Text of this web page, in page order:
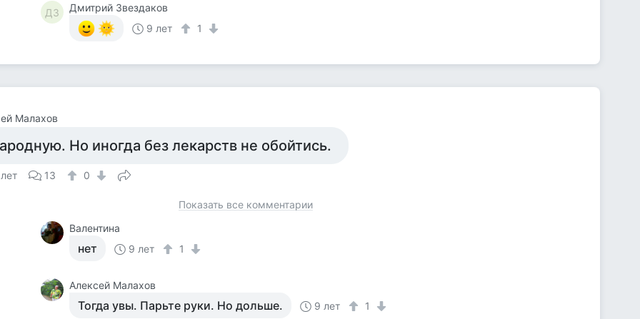
ДЗ
Дмитрий Звездаков
9 лет
1
Малахов
Но иногда без лекарств не обойтись.
13 0
Показать все комментарии
Валентина
нет 9 лет 1
Алексей Малахов
Тогда увы. Парьте руки. Но дольше. 9 лет 1